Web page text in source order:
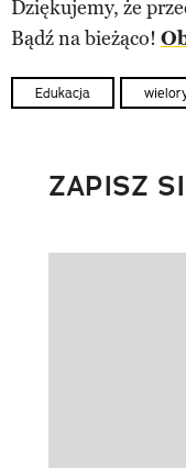
Dziękujemy, że
Bądź na bieżąco!
Edukacja
ZAPISZ